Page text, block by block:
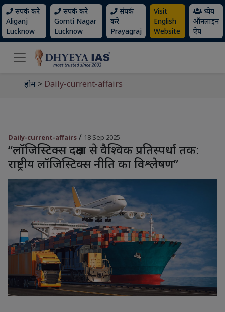
संपर्क करे
Aliganj
Lucknow
संपर्क करे
Gomti Nagar
Lucknow
संपर्क
करे
Prayagraj
Visit
English
Website
ध्येय
ऑनलाइन
ऐप
होम > Daily-current-affairs
Daily-current-affairs / 18 Sep 2025
“लॉजिस्टिक्स दक्षता से वैश्विक प्रतिस्पर्धा तक:
राष्ट्रीय लॉजिस्टिक्स नीति का विश्लेषण”